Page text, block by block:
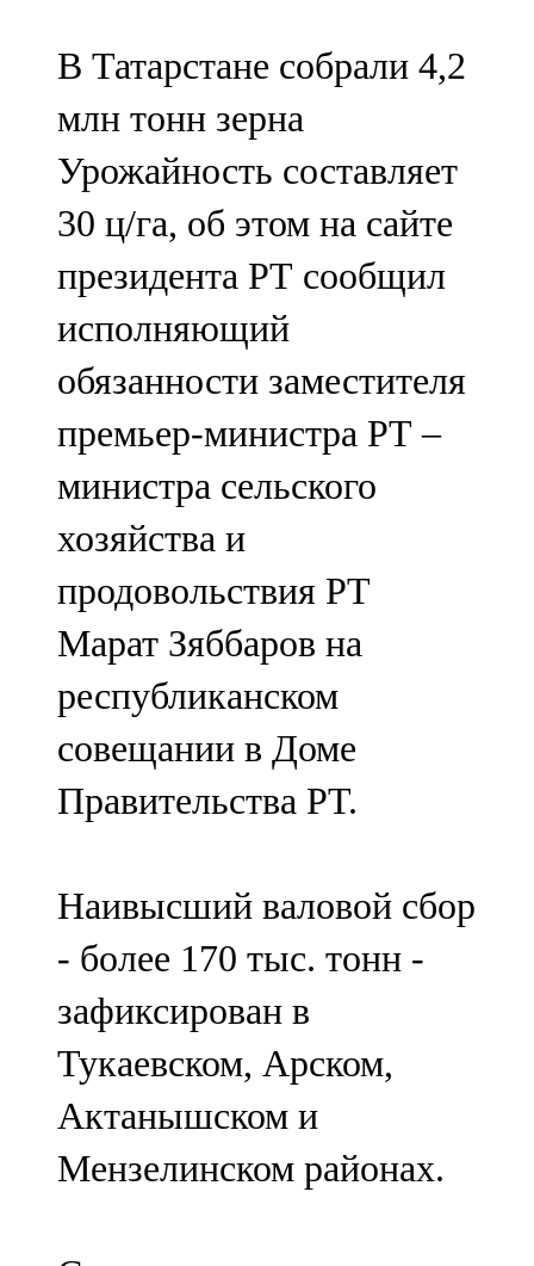
Олы Әтнә
71,42 FM
Сарман
107,8 FM
Теләче
106,1 FM
Түбән Кама
102,6 FM
Чирмешән
107,7 FM
Чистай
103,0 FM
Чүпрәле
91,0 FM
Шәмәрдән
Яңа чишмә
107,0 FM
Яр Чаллы
105,5 FM
В Татарстане собрали 4,2
млн тонн зерна
Урожайность составляет
30 ц/га, об этом на сайте
президента РТ сообщил
исполняющий
обязанности заместителя
премьер-министра РТ –
министра сельского
хозяйства и
продовольствия РТ
Марат Зяббаров на
республиканском
совещании в Доме
Правительства РТ.
Наивысший валовой сбор
- более 170 тыс. тонн -
зафиксирован в
Тукаевском, Арском,
Актанышском и
Мензелинском районах.